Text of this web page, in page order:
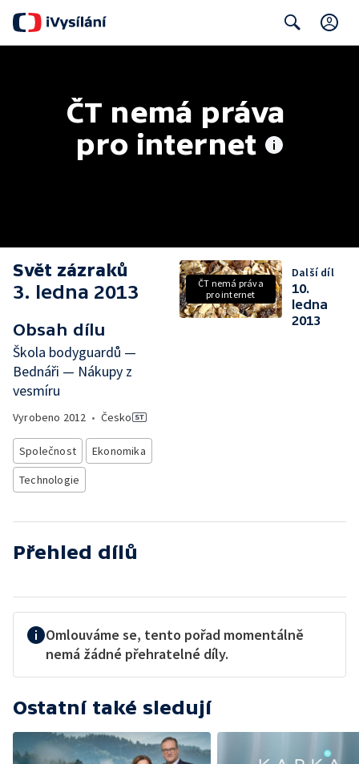
ČT nemá práva
pro internet
Svět zázraků
3. ledna 2013
Obsah dílu
Škola bodyguardů —
Bednáři — Nákupy z
vesmíru
Vyrobeno 2012 • Česko
Společnost
Ekonomika
Technologie
ČT nemá práva
pro internet
Další díl
10.
ledna
2013
Přehled dílů
Omlouváme se, tento pořad momentálně
nemá žádné přehratelné díly.
Ostatní také sledují